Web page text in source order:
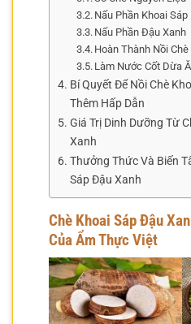
Nấu Phần Khoai Sáp
Nấu Phần Đậu Xanh
Hoàn Thành Nồi Chè
Làm Nước Cốt Dừa
Bí Quyết Để Nồi Chè
Thêm Hấp Dẫn
Giá Trị Dinh Dưỡng Từ
Xanh
Thưởng Thức Và Biến
Sáp Đậu Xanh
Chè Khoai Sáp Đậu
Của Ẩm Thực Việt